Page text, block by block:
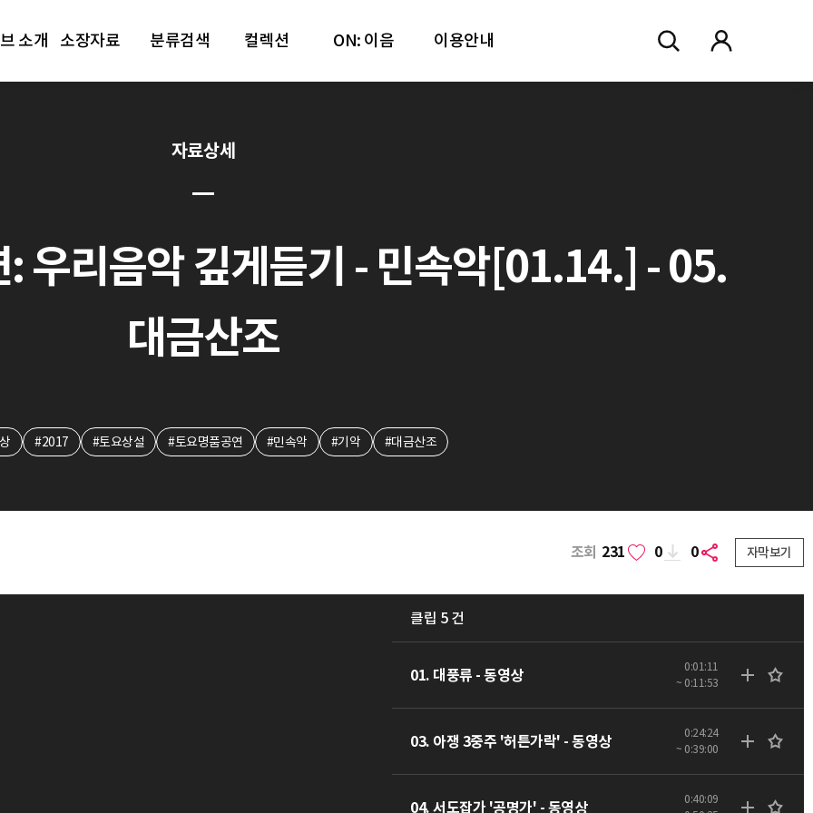
소개 소장자료 분류검색 컬렉션 ON: 이음 이용안내
자료상세
우리음악 깊게듣기 - 민속악[01.14.] - 05.
대금산조
#2017 #토요상설 #토요명품공연 #민속악 #기악 #대금산조
조회 231 0 0 자막보기
클립 5 건
01. 대풍류 - 동영상
0:01:11
~ 0:11:53
03. 아쟁 3중주 '허튼가락' - 동영상
0:24:24
~ 0:39:00
04. 서도잡가 '공명가' - 동영상
0:40:09